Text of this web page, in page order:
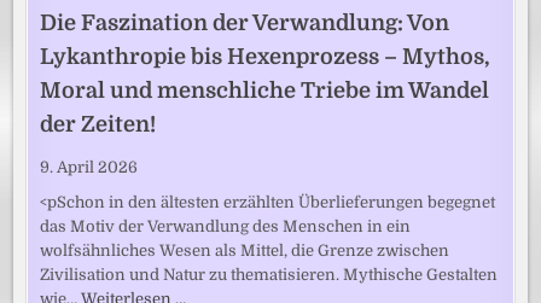
Die Faszination der Verwandlung: Von
Lykanthropie bis Hexenprozess – Mythos,
Moral und menschliche Triebe im Wandel
der Zeiten!
9. April 2026
<pSchon in den ältesten erzählten Überlieferungen begegnet
das Motiv der Verwandlung des Menschen in ein
wolfsähnliches Wesen als Mittel, die Grenze zwischen
Zivilisation und Natur zu thematisieren. Mythische Gestalten
wie…Weiterlesen …